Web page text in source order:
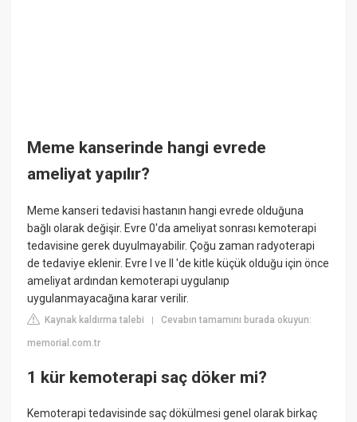
Meme kanserinde hangi evrede
ameliyat yapılır?
Meme kanseri tedavisi hastanın hangi evrede olduğuna
bağlı olarak değişir. Evre 0'da ameliyat sonrası kemoterapi
tedavisine gerek duyulmayabilir. Çoğu zaman radyoterapi
de tedaviye eklenir. Evre I ve II 'de kitle küçük olduğu için önce
ameliyat ardından kemoterapi uygulanıp
uygulanmayacağına karar verilir.
Kaynak kaldırma talebi |Cevabın tamamını burada okuyun:
memorial.com.tr
1 kür kemoterapi saç döker mi?
Kemoterapi tedavisinde saç dökülmesi genel olarak birkaç